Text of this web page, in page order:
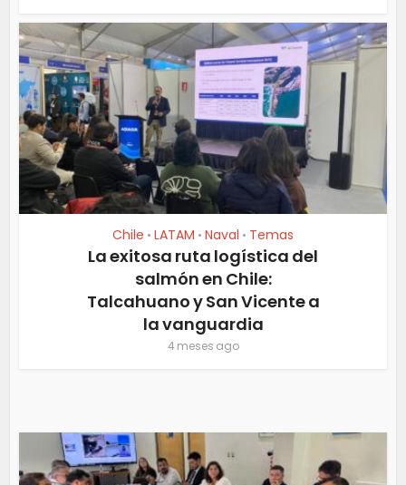
Chile • LATAM • Naval • Temas
La exitosa ruta logística del
salmón en Chile:
Talcahuano y San Vicente a
la vanguardia
4 meses ago